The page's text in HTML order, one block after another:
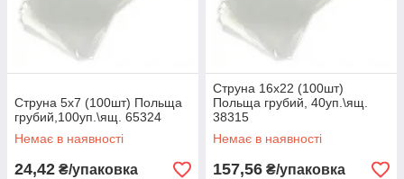
Струна 5х7 (100шт) Польща
грубий,100уп.\ящ. 65324
Немає в наявності
24,42 ₴/упаковка
Струна 16х22 (100шт)
Польща грубий, 40уп.\ящ.
38315
Немає в наявності
157,56 ₴/упаковка